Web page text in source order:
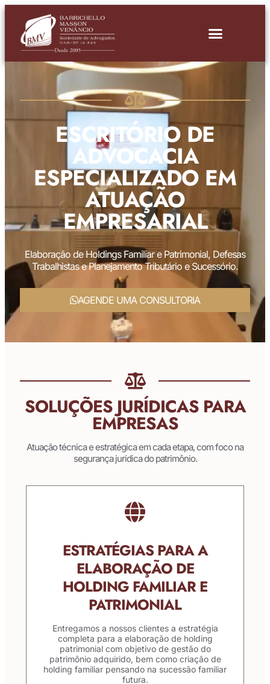
ESCRITÓRIO DE
ADVOCACIA
ESPECIALIZADO EM
ATUAÇÃO
EMPRESARIAL
Elaboração de Holdings Familiar e Patrimonial, Defesas
Trabalhistas e Planejamento Tributário e Sucessório.
AGENDE UMA CONSULTORIA
SOLUÇÕES JURÍDICAS PARA
EMPRESAS
Atuação técnica e estratégica em cada etapa, com foco na
segurança jurídica do patrimônio.
ESTRATÉGIAS PARA A
ELABORAÇÃO DE
HOLDING FAMILIAR E
PATRIMONIAL
Entregamos a nossos clientes a estratégia
completa para a elaboração de holding
patrimonial com objetivo de gestão do
patrimônio adquirido, bem como criação de
holding familiar pensando na sucessão familiar
futura.